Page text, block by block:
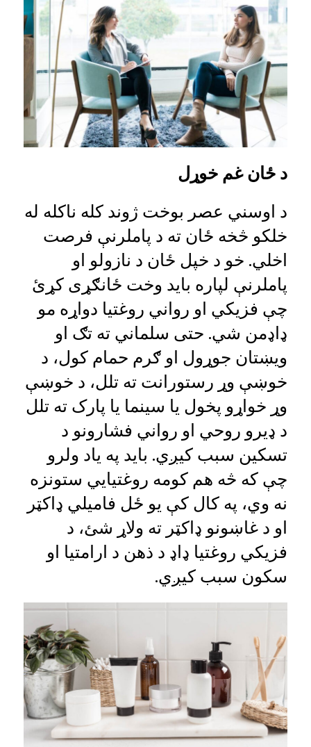
د ځان غم خوړل
د اوسني عصر بوخت ژوند کله ناکله له
خلکو څخه ځان ته د پاملرنې فرصت
اخلي. خو د خپل ځان د نازولو او
پاملرنې لپاره باید وخت ځانګړی کړئ
چې فزیکي او رواني روغتیا دواړه مو
ډاډمن شي. حتی سلماني ته تګ او
ویښتان جوړول او ګرم حمام کول، د
خوښې وړ رستورانت ته تلل، د خوښې
وړ خواړو پخول یا سینما یا پارک ته تلل
د ډیرو روحي او رواني فشارونو د
تسکین سبب کیږي. باید په یاد ولرو
چې که څه هم کومه روغتیايي ستونزه
نه وي، په کال کې یو ځل فامیلي ډاکټر
او د غاښونو ډاکټر ته ولاړ شئ، د
فزیکي روغتیا ډاډ د ذهن د ارامتیا او
سکون سبب کیږي.